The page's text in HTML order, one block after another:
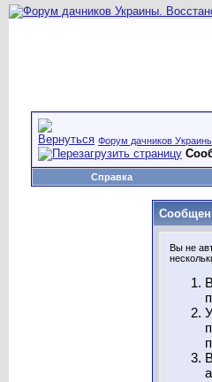
Форум дачников
Справка
Вы не